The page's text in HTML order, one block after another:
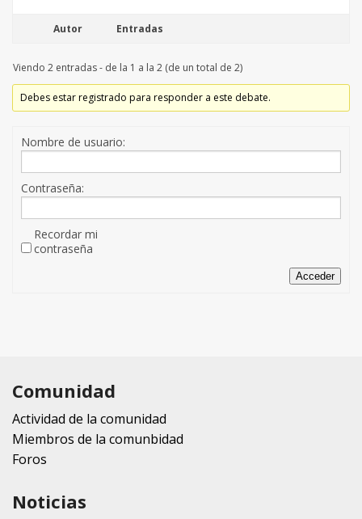
Autor Entradas
Viendo 2 entradas - de la 1 a la 2 (de un total de 2)
Debes estar registrado para responder a este debate.
Nombre de usuario:
Contraseña:
Recordar mi
contraseña
Acceder
Comunidad
Actividad de la comunidad
Miembros de la comunbidad
Foros
Noticias